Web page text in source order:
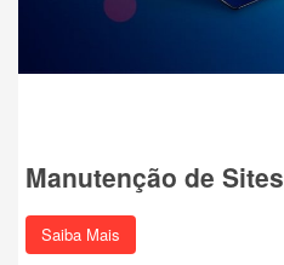
Manutenção de Sites
Saiba Mais